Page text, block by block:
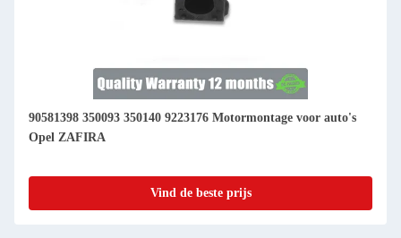
90581398 350093 350140 9223176 Motormontage voor auto's
Opel ZAFIRA
Vind de beste prijs